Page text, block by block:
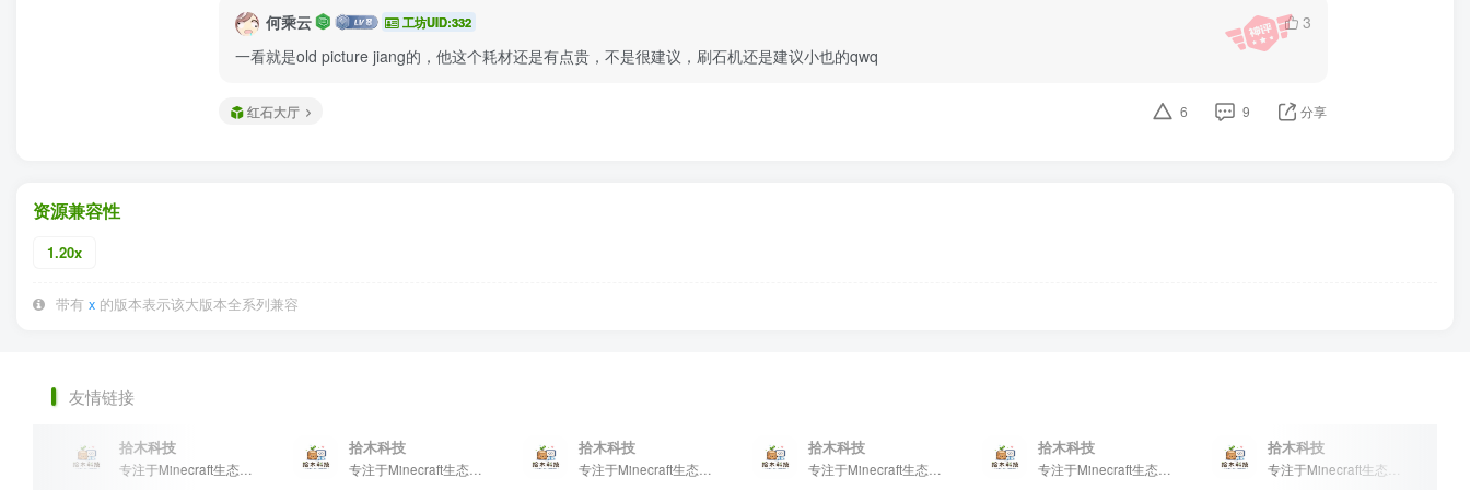
何乘云 工坊UID:332
3
一看就是old picture jiang的，他这个耗材还是有点贵，不是很建议，刷石机还是建议小也的qwq
红石大厅 6 9 分享
资源兼容性
1.20x
带有 x 的版本表示该大版本全系列兼容
友情链接
拾木科技
专注于Minecraft生态建设
拾木科技
专注于Minecraft生态建设
拾木科技
专注于Minecraft生态建设
拾木科技
专注于Minecraft生态建设
拾木科技
专注于Minecraft生态建设
拾木科技
专注于Minecraft生态建设